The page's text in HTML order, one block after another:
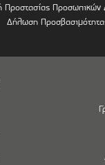
Προστασίας
Δήλωση